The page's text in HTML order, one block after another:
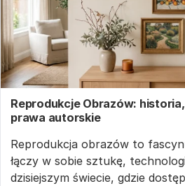
Reprodukcje Obrazów:
prawa autorskie
Reprodukcja obrazów to
łączy w sobie sztukę,
dzisiejszym świecie, gdzie